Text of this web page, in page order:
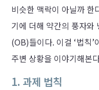
비슷한 맥락이 아닐까
기에 더해 약간의 풍자와
(OB)들이다. 이걸 ‘법칙
주변 상황을 이야기해본
1. 과제 법칙